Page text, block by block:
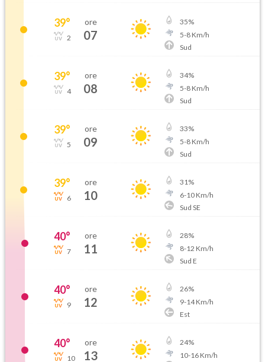
39°
2
ore
07
35%
5-8Km/h
Sud
39°
4
ore
08
34%
5-8Km/h
Sud
39°
5
ore
09
33%
5-8Km/h
Sud
39°
6
ore
10
31%
6-10Km/h
Sud SE
40°
7
ore
11
28%
8-12 Km/h
Sud E
40°
9
ore
12
26%
9-14Km/h
Est
40°
10
ore
13
24%
10-16Km/h